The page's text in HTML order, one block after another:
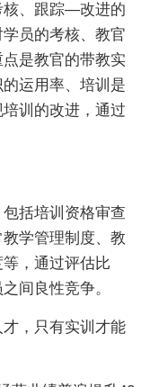
、跟踪―改进的
员的考核、教官
是教官的带教实
运用率、培训是
训的改进，通过
括培训资格审查
学管理制度、教
，通过评估比
间良性竞争。
，只有实训才能